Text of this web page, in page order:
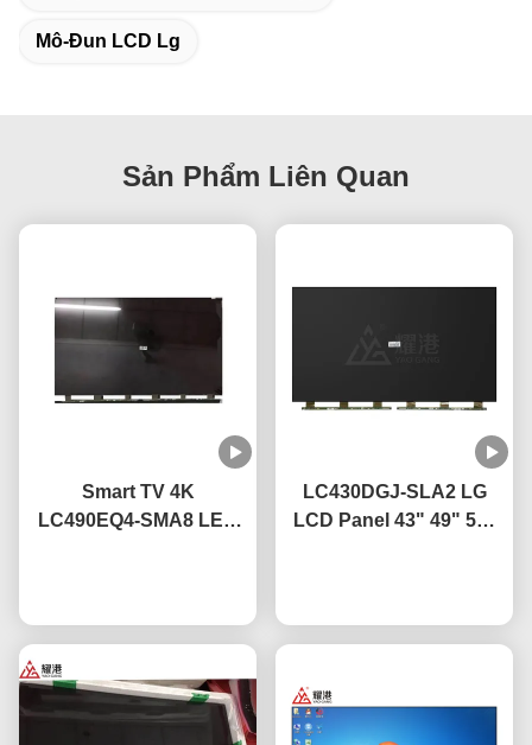
Mô-Đun LCD Lg
Sản Phẩm Liên Quan
Smart TV 4K
LC490EQ4-SMA8 LED
LC430DGJ-SLA2 LG
LCD Panel 43" 49" 55"